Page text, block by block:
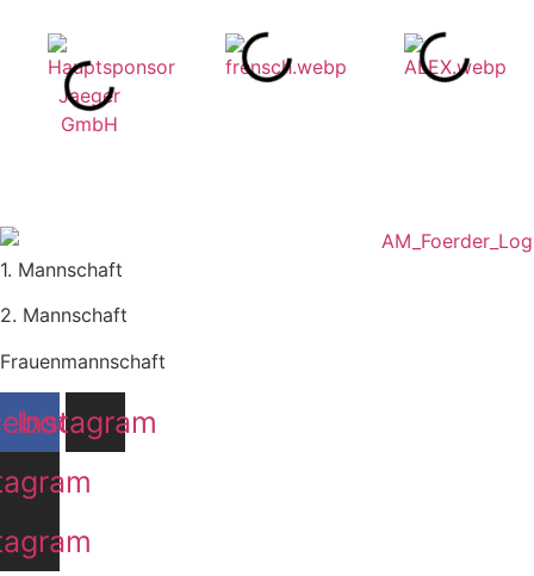
1. Mannschaft
2. Mannschaft
Frauenmannschaft
Instagram